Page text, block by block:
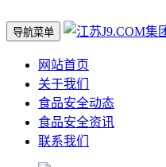
导航菜单
网站首页
关于我们
食品安全动态
食品安全资讯
联系我们